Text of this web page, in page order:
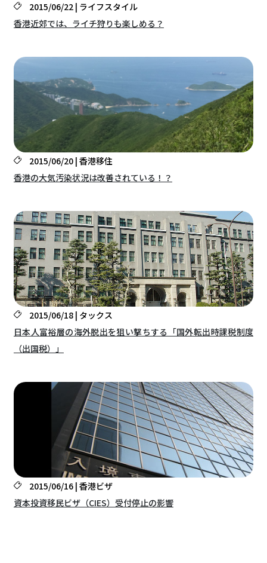
2015/06/22 | ライフスタイル
香港近郊では、ライチ狩りも楽しめる？
2015/06/20 | 香港移住
香港の大気汚染状況は改善されている！？
2015/06/18 | タックス
日本人富裕層の海外脱出を狙い撃ちする「国外転出時課税制度
（出国税）」
2015/06/16 | 香港ビザ
資本投資移民ビザ（CIES）受付停止の影響